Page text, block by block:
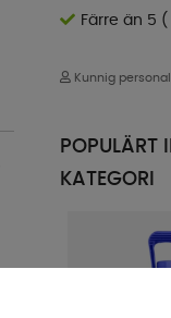
Färre än 5
Kunnig personal
KATEGORI